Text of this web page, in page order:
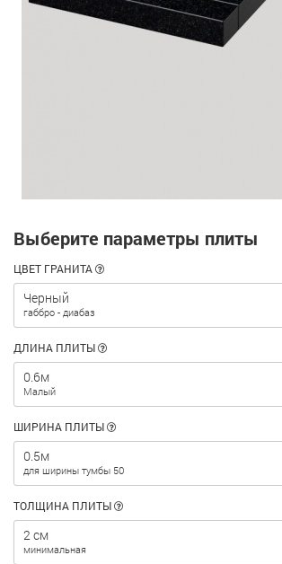
Выберите параметры плиты
ЦВЕТ ГРАНИТА
Черный
габбро - диабаз
ДЛИНА ПЛИТЫ
0.6м
Малый
ШИРИНА ПЛИТЫ
0.5м
для ширины тумбы 50
ТОЛЩИНА ПЛИТЫ
2 см
минимальная